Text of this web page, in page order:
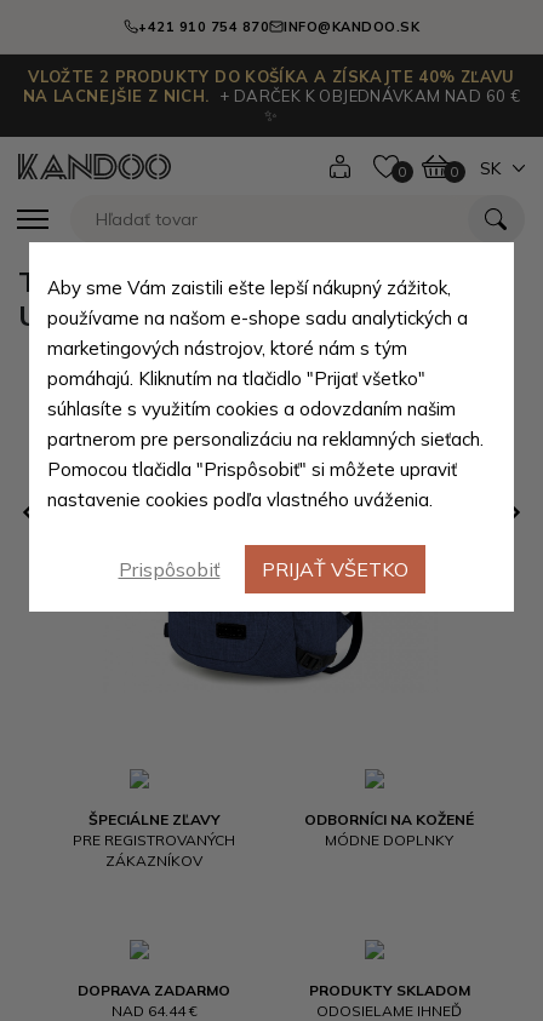
+421 910 754 870 INFO@KANDOO.SK
VLOŽTE 2 PRODUKTY DO KOŠÍKA A ZÍSKAJTE 40% ZĽAVU
NA LACNEJŠIE Z NICH.
+ DARČEK K OBJEDNÁVKAM NAD 60 €
✨
0 0 SK
ŠPECIÁLNE ZĽAVY
PRE REGISTROVANÝCH
ZÁKAZNÍKOV
ODBORNÍCI NA KOŽENÉ
MÓDNE DOPLNKY
DOPRAVA ZADARMO
NAD 64.44 €
PRODUKTY SKLADOM
ODOSIELAME IHNEĎ
Tmavo modrý moderný batoh s
USB portom Acxa
Aby sme Vám zaistili ešte lepší nákupný zážitok,
používame na našom e-shope sadu analytických a
marketingových nástrojov, ktoré nám s tým
pomáhajú. Kliknutím na tlačidlo "Prijať všetko"
súhlasíte s využitím cookies a odovzdaním našim
partnerom pre personalizáciu na reklamných sieťach.
Pomocou tlačidla "Prispôsobiť" si môžete upraviť
nastavenie cookies podľa vlastného uváženia.
Prispôsobiť PRIJAŤ VŠETKO